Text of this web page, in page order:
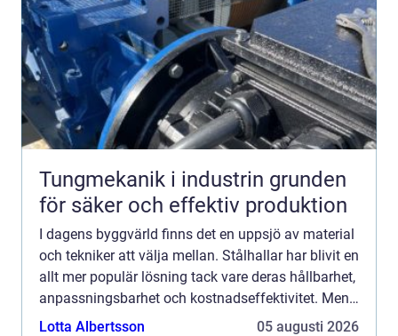
Tungmekanik i industrin grunden
för säker och effektiv produktion
I dagens byggvärld finns det en uppsjö av material
och tekniker att välja mellan. Stålhallar har blivit en
allt mer populär lösning tack vare deras hållbarhet,
anpassningsbarhet och kostnadseffektivitet. Men
vad &...
Lotta Albertsson 05 augusti 2026